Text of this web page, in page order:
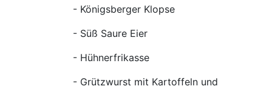
- Königsberger Klopse
- Süß Saure Eier
- Hühnerfrikasse
- Grützwurst mit Kartoffeln und